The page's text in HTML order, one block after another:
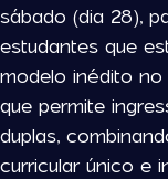
sábado (dia 28),
estudantes que
modelo inédito no
que permite
duplas,
curricular único e